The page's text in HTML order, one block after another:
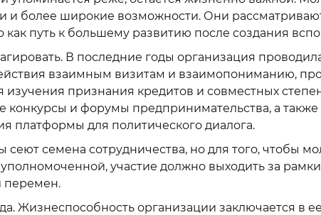
и более широкие возможности. Они
как путь к большему развитию после создания
В последние годы организация
взаимным визитам и взаимопониманию,
изучения признания кредитов и совместных
конкурсы и форумы предпринимательства, а
платформы для политического диалога.
сеют семена сотрудничества, но для того, чтобы
уполномоченной, участие должно выходить за
перемен.
Жизнеспособность организации заключается в